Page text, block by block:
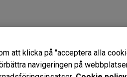
att klicka på "acceptera alla
navigeringen på